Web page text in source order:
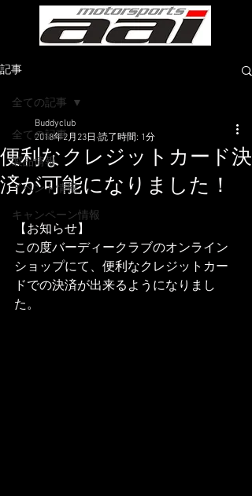
記事
全ての記事
製品情報
イベント情報
キャンペーン情報
全ての記事
便利なクレジットカード決
済が可能になりました！
Buddyclub
2018年2月23日 読了時間: 1分
【お知らせ】
この度バーディークラブのオンライン
ショップにて、便利なクレジットカー
ドでの決済が出来るようになりまし
た。